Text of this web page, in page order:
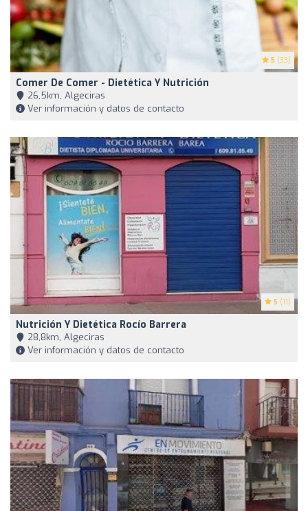
5 (33)
Comer De Comer - Dietética Y Nutrición
26,5km, Algeciras
Ver información y datos de contacto
5 (11)
Nutrición Y Dietética Rocío Barrera
28,8km, Algeciras
Ver información y datos de contacto